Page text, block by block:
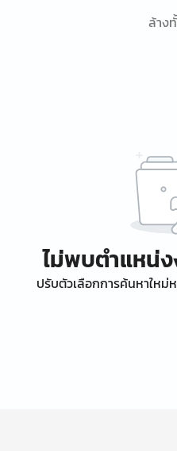
ล้าง
ไม่พบตำแหน่
ปรับตัวเลือกการค้นหาให